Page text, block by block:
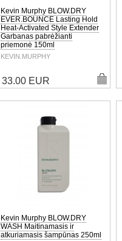
Kevin Murphy BLOW.DRY
EVER.BOUNCE Lasting Hold
Heat-Activated Style Extender
Garbanas pabrėžianti
priemonė 150ml
KEVIN.MURPHY
33.00 EUR
Kevin Murphy BLOW.DRY
WASH Maitinamasis ir
atkuriamasis šampūnas 250ml